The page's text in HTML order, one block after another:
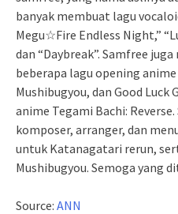
banyak membuat lagu
Megu☆Fire Endless Night,”
dan “Daybreak”. Samfree
beberapa lagu opening
Mushibugyou, dan Good
anime Tegami Bachi:
komposer, arranger, dan
untuk Katanagatari rerun,
Mushibugyou. Semoga yang
Source: ANN